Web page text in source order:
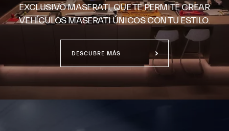
EXCLUSIVO MASERATI, QUE TE PERMITE CREAR
VEHÍCULOS MASERATI ÚNICOS CON TU ESTILO.
DESCUBRE MÁS